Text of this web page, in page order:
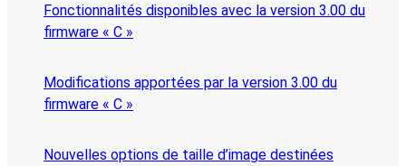
Fonctionnalités disponibles avec la version 3.00 du
firmware « C »
Modifications apportées par la version 3.00 du
firmware « C »
Nouvelles options de taille d’image destinées